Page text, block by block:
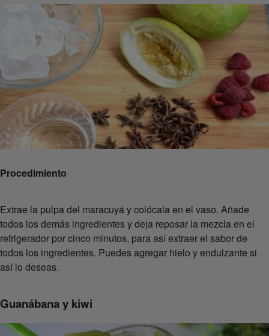
Procedimiento
Extrae la pulpa del maracuyá y colócala en el vaso. Añade
todos los demás ingredientes y deja reposar la mezcla en el
refrigerador por cinco minutos, para así extraer el sabor de
todos los ingredientes. Puedes agregar hielo y endulzante si
así lo deseas.
Guanábana y kiwi